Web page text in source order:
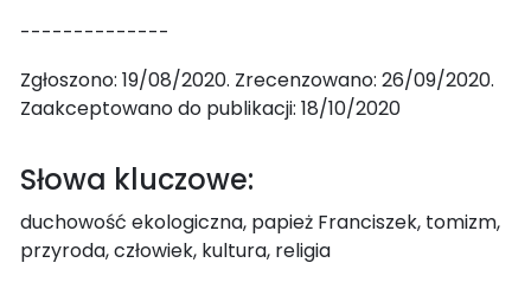
--------------
Zgłoszono: 19/08/2020. Zrecenzowano: 26/09/2020.
Zaakceptowano do publikacji: 18/10/2020
Słowa kluczowe:
duchowość ekologiczna, papież Franciszek, tomizm,
przyroda, człowiek, kultura, religia